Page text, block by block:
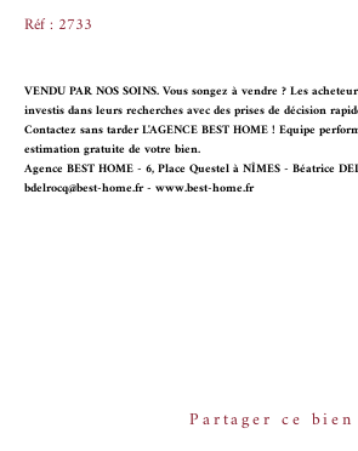
Réf : 2733
VENDU PAR NOS SOINS.Vous songez à vendre ? Les
investis dans leurs recherches avec des prises de décision
Contactez sans tarder L'AGENCE BEST HOME ! Equipe
estimation gratuite de votre bien.
Agence BEST HOME - 6, Place Questel à NÎMES - Béatrice
bdelrocq@best-home.fr - www.best-home.fr
Partager ce bien